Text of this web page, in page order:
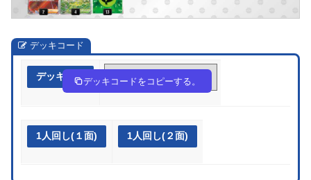
デッキコード
デッキ作成 nnng6H-JUT76d-gQQN9n
デッキコードをコピーする。
1人回し(１面) 1人回し(２面)